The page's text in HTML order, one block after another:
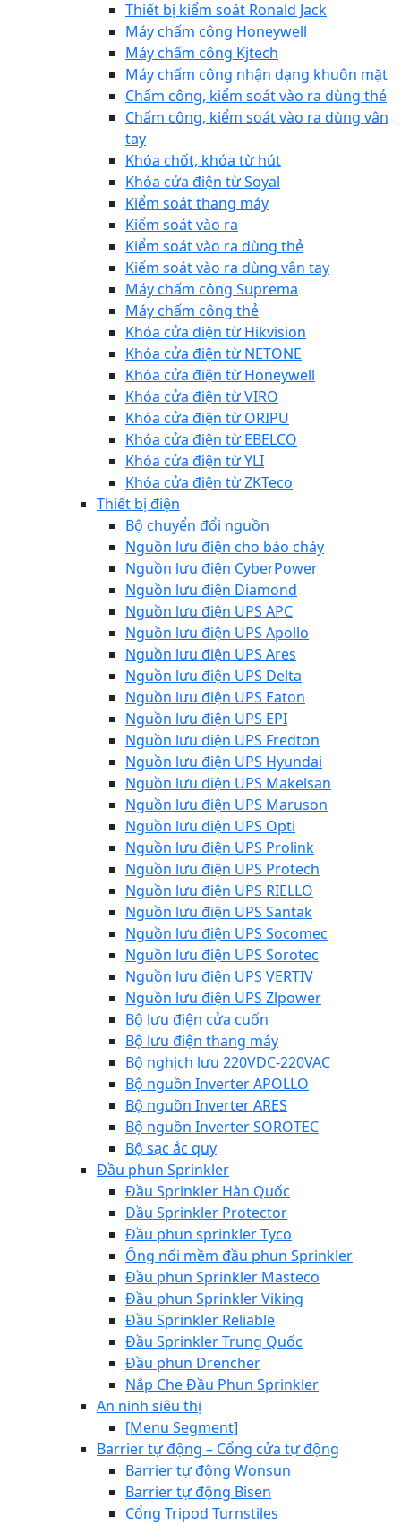
Thiết bị kiểm soát Ronald Jack
Máy chấm công Honeywell
Máy chấm công Kjtech
Máy chấm công nhận dạng khuôn mặt
Chấm công, kiểm soát vào ra dùng thẻ
Chấm công, kiểm soát vào ra dùng vân
tay
Khóa chốt, khóa từ hút
Khóa cửa điện từ Soyal
Kiểm soát thang máy
Kiểm soát vào ra
Kiểm soát vào ra dùng thẻ
Kiểm soát vào ra dùng vân tay
Máy chấm công Suprema
Máy chấm công thẻ
Khóa cửa điện từ Hikvision
Khóa cửa điện từ NETONE
Khóa cửa điện từ Honeywell
Khóa cửa điện từ VIRO
Khóa cửa điện từ ORIPU
Khóa cửa điện từ EBELCO
Khóa cửa điện từ YLI
Khóa cửa điện từ ZKTeco
Thiết bị điện
Bộ chuyển đổi nguồn
Nguồn lưu điện cho báo cháy
Nguồn lưu điện CyberPower
Nguồn lưu điện Diamond
Nguồn lưu điện UPS APC
Nguồn lưu điện UPS Apollo
Nguồn lưu điện UPS Ares
Nguồn lưu điện UPS Delta
Nguồn lưu điện UPS Eaton
Nguồn lưu điện UPS EPI
Nguồn lưu điện UPS Fredton
Nguồn lưu điện UPS Hyundai
Nguồn lưu điện UPS Makelsan
Nguồn lưu điện UPS Maruson
Nguồn lưu điện UPS Opti
Nguồn lưu điện UPS Prolink
Nguồn lưu điện UPS Protech
Nguồn lưu điện UPS RIELLO
Nguồn lưu điện UPS Santak
Nguồn lưu điện UPS Socomec
Nguồn lưu điện UPS Sorotec
Nguồn lưu điện UPS VERTIV
Nguồn lưu điện UPS Zlpower
Bộ lưu điện cửa cuốn
Bộ lưu điện thang máy
Bộ nghịch lưu 220VDC-220VAC
Bộ nguồn Inverter APOLLO
Bộ nguồn Inverter ARES
Bộ nguồn Inverter SOROTEC
Bộ sạc ắc quy
Đầu phun Sprinkler
Đầu Sprinkler Hàn Quốc
Đầu Sprinkler Protector
Đầu phun sprinkler Tyco
Ống nối mềm đầu phun Sprinkler
Đầu phun Sprinkler Masteco
Đầu phun Sprinkler Viking
Đầu Sprinkler Reliable
Đầu Sprinkler Trung Quốc
Đầu phun Drencher
Nắp Che Đầu Phun Sprinkler
An ninh siêu thị
[Menu Segment]
Barrier tự động – Cổng cửa tự động
Barrier tự động Wonsun
Barrier tự động Bisen
Cổng Tripod Turnstiles